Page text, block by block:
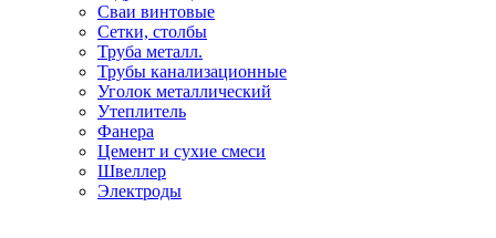
Сваи винтовые
Сетки, столбы
Труба металл.
Трубы канализационные
Уголок металлический
Утеплитель
Фанера
Цемент и сухие смеси
Швеллер
Электроды